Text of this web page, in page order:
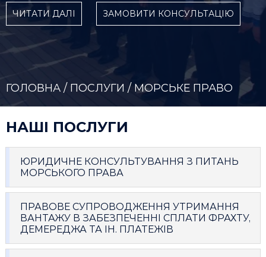
ЧИТАТИ ДАЛІ ЗАМОВИТИ КОНСУЛЬТАЦІЮ
ГОЛОВНА / ПОСЛУГИ / МОРСЬКЕ ПРАВО
НАШІ ПОСЛУГИ
ЮРИДИЧНЕ КОНСУЛЬТУВАННЯ З ПИТАНЬ
МОРСЬКОГО ПРАВА
ПРАВОВЕ СУПРОВОДЖЕННЯ УТРИМАННЯ
ВАНТАЖУ В ЗАБЕЗПЕЧЕННІ СПЛАТИ ФРАХТУ,
ДЕМЕРЕДЖА ТА ІН. ПЛАТЕЖІВ